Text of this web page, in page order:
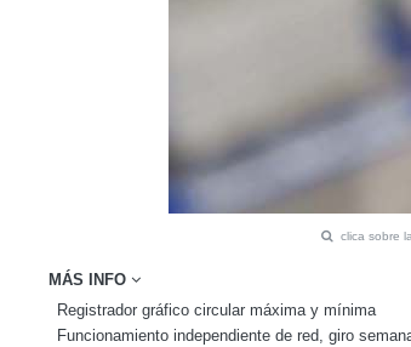
clica sobre
MÁS INFO
Registrador gráfico circular máxima y mínima
Funcionamiento independiente de red, giro